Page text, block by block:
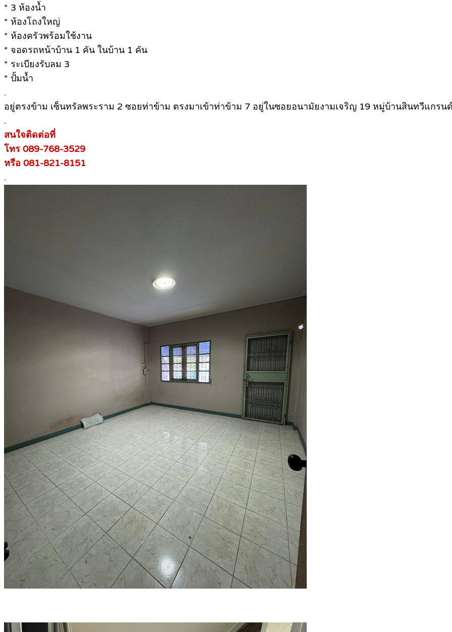
* 3 ห้องน้ำ
* ห้องโถงใหญ่
* ห้องครัวพร้อมใช้งาน
* จอดรถหน้าบ้าน 1 คัน ในบ้าน 1 คัน
* ระเบียงรับลม 3
* ปั้มน้ำ
.
อยู่ตรงข้าม เซ็นทรัลพระราม 2 ซอยท่าข้าม ตรงมาเข้าท่าข้าม 7 อยู่ในซอยอนามัยงามเจริญ 19 หมู่บ้านสินทวีแกรนด์
.
สนใจติดต่อที่
โทร 089-768-3529
หรือ 081-821-8151
.